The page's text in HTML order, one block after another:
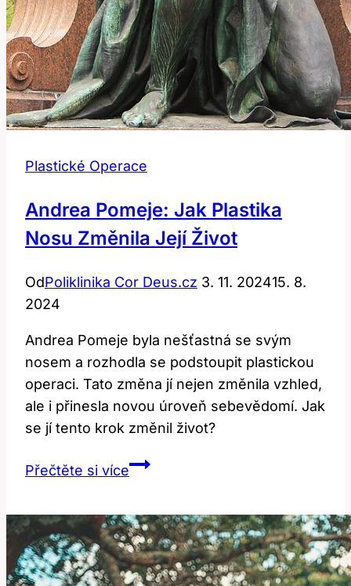
Plastické Operace
Andrea Pomeje: Jak Plastika
Nosu Změnila Její Život
OdPoliklinika Cor Deus.cz 3. 11. 202415. 8.
2024
Andrea Pomeje byla nešťastná se svým
nosem a rozhodla se podstoupit plastickou
operaci. Tato změna jí nejen změnila vzhled,
ale i přinesla novou úroveň sebevědomí. Jak
se jí tento krok změnil život?
Přečtěte si víceAndrea
plastika
nosu
změnila